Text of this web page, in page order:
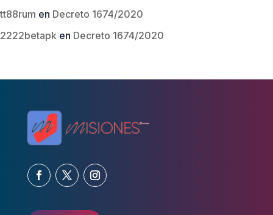
tt88rum en Decreto 1674/2020
2222betapk en Decreto 1674/2020